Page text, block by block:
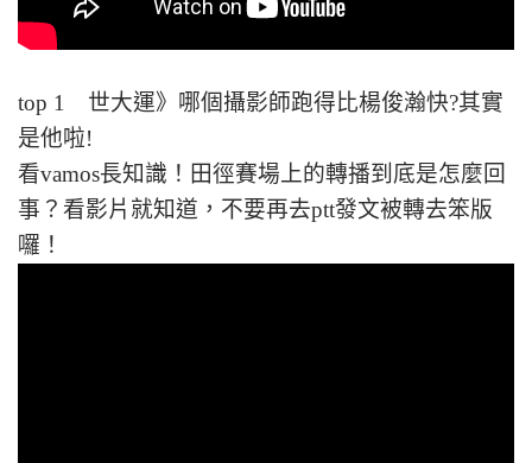
top 1 世大運》哪個攝影師跑得比楊俊瀚快?其實
是他啦!
看vamos長知識！田徑賽場上的轉播到底是怎麼回
事？看影片就知道，不要再去ptt發文被轉去笨版
囉！